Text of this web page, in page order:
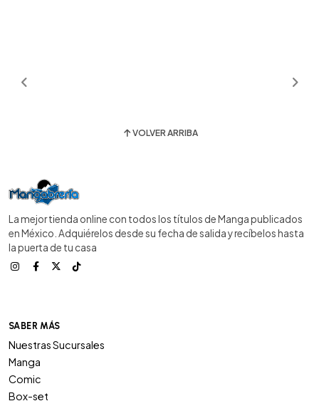
VOLVER ARRIBA
La mejor tienda online con todos los títulos de Manga publicados
en México. Adquiérelos desde su fecha de salida y recíbelos hasta
la puerta de tu casa
SABER MÁS
Nuestras Sucursales
Manga
Comic
Box-set